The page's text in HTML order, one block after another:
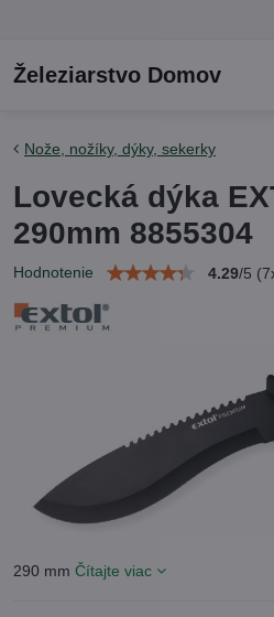
Železiarstvo Domov
Nože, nožíky, dýky, sekerky
Lovecká dýka
290mm 8855304
Hodnotenie 4.29/5 (7
290 mm Čítajte viac